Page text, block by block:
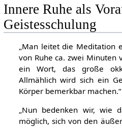
Innere Ruhe als
Geistesschulung
„Man leitet die Meditation
von Ruhe ca. zwei Minuten
ein Wort, das große
Allmählich wird sich ein
Körper bemerkbar machen.“
„Nun bedenken wir, wie
möglich, sich von den